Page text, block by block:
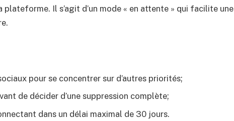
Il s’agit d’un mode « en attente » qui facilite une
pour se concentrer sur d’autres priorités;
de décider d’une suppression complète;
dans un délai maximal de 30 jours.